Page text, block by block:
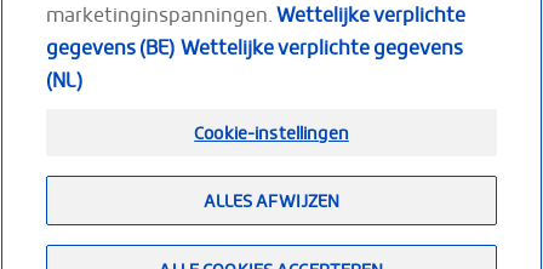
VOLG ONS OP
Sitemap Wettelijke verplichte gegevens
Nieuws
marketinginspanningen.Wettelijke verplichte
gegevens (BE)Wettelijke verplichte gegevens
(NL)
Cookie-instellingen
ALLES AFWIJZEN